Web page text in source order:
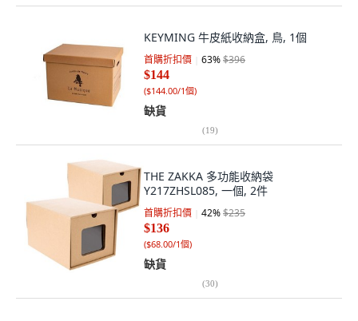
KEYMING 牛皮紙收納盒, 鳥, 1個
首購折扣價 63%$396
$144
($144.00/1個)
缺貨
(19)
THE ZAKKA 多功能收納袋
Y217ZHSL085, 一個, 2件
首購折扣價 42%$235
$136
($68.00/1個)
缺貨
(30)